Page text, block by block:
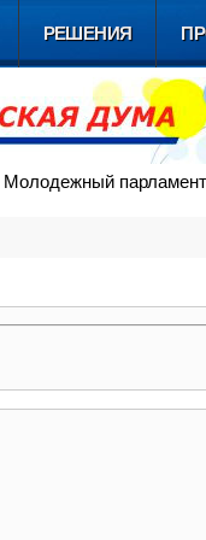
РЕШЕНИЯ
Молодежный парламент